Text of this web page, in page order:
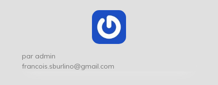
par admin
francois.sburlino@gmail.com